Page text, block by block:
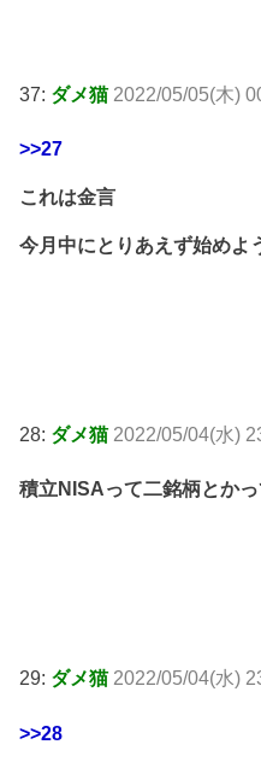
37: ダメ猫 2022/05/05(木)
>>27
これは金言
今月中にとりあえず始めよ
28: ダメ猫 2022/05/04(水)
積立NISAって二銘柄とか
29: ダメ猫 2022/05/04(水)
>>28